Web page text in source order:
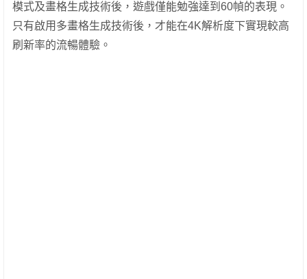
模式及畫格生成技術後，遊戲僅能勉強達到60幀的表現。
只有啟用多畫格生成技術後，才能在4K解析度下實現較高
刷新率的流暢體驗。